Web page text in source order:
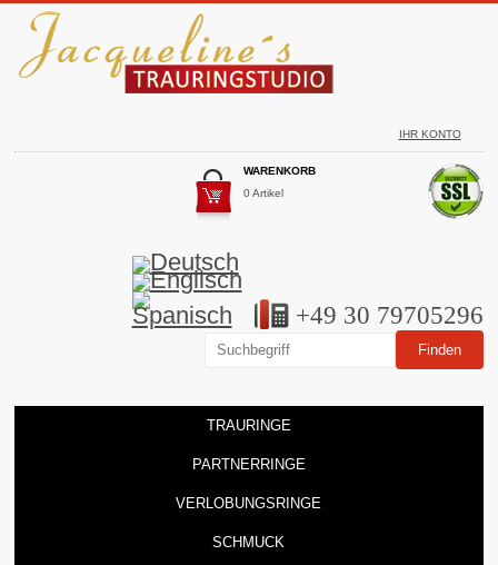
IHR KONTO
WARENKORB
0 Artikel
+49 30 79705296
TRAURINGE
PARTNERRINGE
VERLOBUNGSRINGE
SCHMUCK